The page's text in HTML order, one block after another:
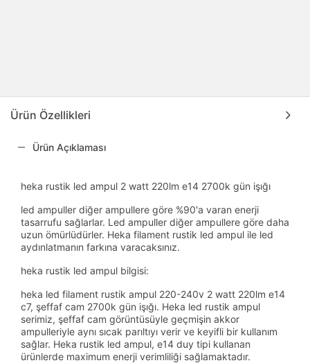
Ürün Özellikleri
Ürün Açıklaması
heka rustik led ampul 2 watt 220lm e14 2700k gün işığı
led ampuller diğer ampullere göre %90'a varan enerji
tasarrufu sağlarlar. Led ampuller diğer ampullere göre daha
uzun ömürlüdürler. Heka filament rustik led ampul ile led
aydınlatmanın farkına varacaksınız.
heka rustik led ampul bilgisi:
heka led filament rustik ampul 220-240v 2 watt 220lm e14
c7, şeffaf cam 2700k gün işığı. Heka led rustik ampul
serimiz, şeffaf cam görüntüsüyle geçmişin akkor
ampulleriyle aynı sıcak parıltıyı verir ve keyifli bir kullanım
sağlar. Heka rustik led ampul, e14 duy tipi kullanan
ürünlerde maximum enerji verimliliği sağlamaktadır.